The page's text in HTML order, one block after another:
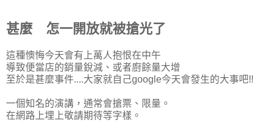
甚麼 怎一開放就被搶光了
這種懊悔今天會有上萬人抱恨在中午
導致便當店的銷量銳減、或者廚餘量大增
至於是甚麼事件....大家就自己google今天會發生的大事吧!!
一個知名的演講，通常會搶票、限量。
在網路上埋上敬請期待等字樣。